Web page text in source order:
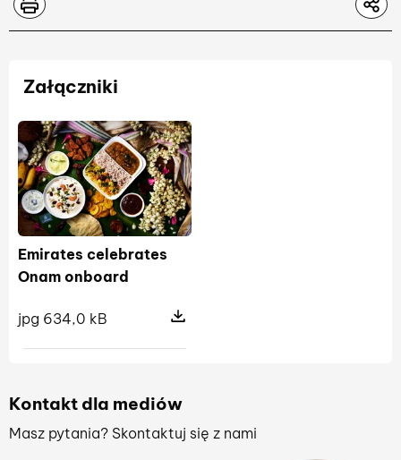
Załączniki
Emirates celebrates
Onam onboard
jpg 634,0 kB
Kontakt dla mediów
Masz pytania? Skontaktuj się z nami